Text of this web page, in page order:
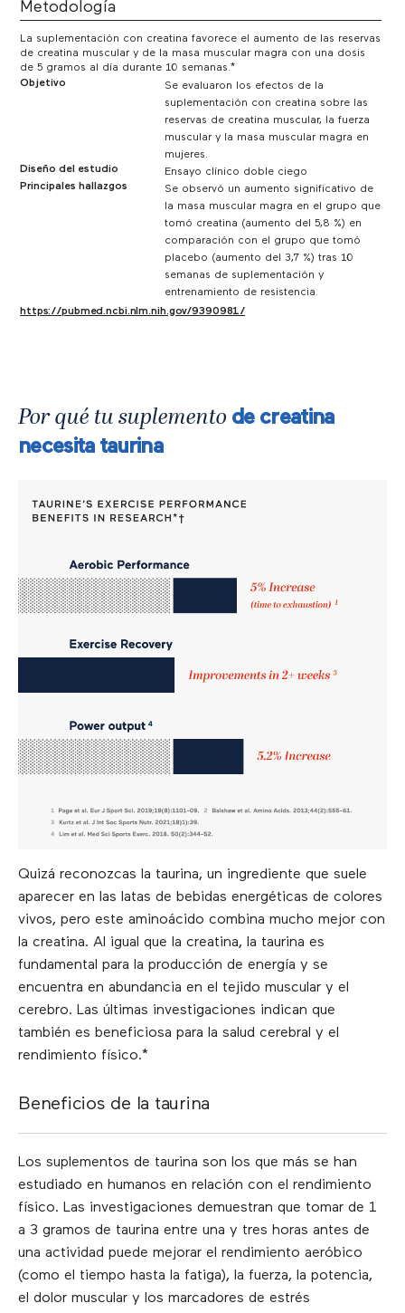
Metodología
La suplementación con creatina favorece el aumento de las reservas
de creatina muscular y de la masa muscular magra con una dosis
de 5 gramos al día durante 10 semanas.*
Objetivo
Se evaluaron los efectos de la
suplementación con creatina sobre las
reservas de creatina muscular, la fuerza
muscular y la masa muscular magra en
mujeres.
Diseño del estudio
Ensayo clínico doble ciego
Principales hallazgos
Se observó un aumento significativo de
la masa muscular magra en el grupo que
tomó creatina (aumento del 5,8 %) en
comparación con el grupo que tomó
placebo (aumento del 3,7 %) tras 10
semanas de suplementación y
entrenamiento de resistencia.
https://pubmed.ncbi.nlm.nih.gov/9390981/
Por qué tu suplemento de creatina
necesita taurina
Quizá reconozcas la taurina, un ingrediente que suele
aparecer en las latas de bebidas energéticas de colores
vivos, pero este aminoácido combina mucho mejor con
la creatina. Al igual que la creatina, la taurina es
fundamental para la producción de energía y se
encuentra en abundancia en el tejido muscular y el
cerebro. Las últimas investigaciones indican que
también es beneficiosa para la salud cerebral y el
rendimiento físico.*
Beneficios de la taurina
Los suplementos de taurina son los que más se han
estudiado en humanos en relación con el rendimiento
físico. Las investigaciones demuestran que tomar de 1
a 3 gramos de taurina entre una y tres horas antes de
una actividad puede mejorar el rendimiento aeróbico
(como el tiempo hasta la fatiga), la fuerza, la potencia,
el dolor muscular y los marcadores de estrés